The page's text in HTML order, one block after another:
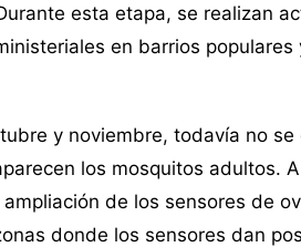
esta etapa, se realizan
en barrios populares
y noviembre, todavía no
los mosquitos adultos.
de los sensores de
donde los sensores dan